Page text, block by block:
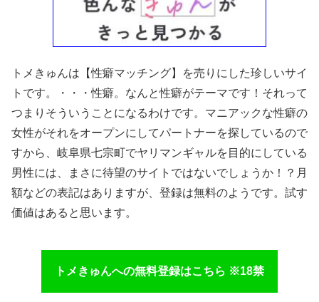
トメきゅんは【性癖マッチング】を売りにした珍しいサイ
トです。・・・性癖。なんと性癖がテーマです！それって
つまりそういうことになるわけです。マニアックな性癖の
女性がそれをオープンにしてパートナーを探しているので
すから、岐阜県七宗町でヤリマンギャルを目的にしている
男性には、まさに待望のサイトではないでしょうか！？月
額などの表記はありますが、登録は無料のようです。試す
価値はあると思います。
トメきゅんへの無料登録はこちら ※18禁